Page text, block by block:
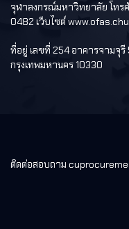
จุฬาลงกรณ์มหาวิทยาลัย โทร
0482 เว็บไซต์
ที่อยู่ เลขที่ 254 อาคารจามจุ
กรุงเทพมหานคร 10330
ติดต่อสอบถาม